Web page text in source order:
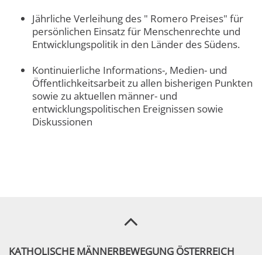
Jährliche Verleihung des " Romero Preises" für
persönlichen Einsatz für Menschenrechte und
Entwicklungspolitik in den Länder des Südens.
Kontinuierliche Informations-, Medien- und
Öffentlichkeitsarbeit zu allen bisherigen Punkten
sowie zu aktuellen männer- und
entwicklungspolitischen Ereignissen sowie
Diskussionen
KATHOLISCHE MÄNNERBEWEGUNG ÖSTERREICH